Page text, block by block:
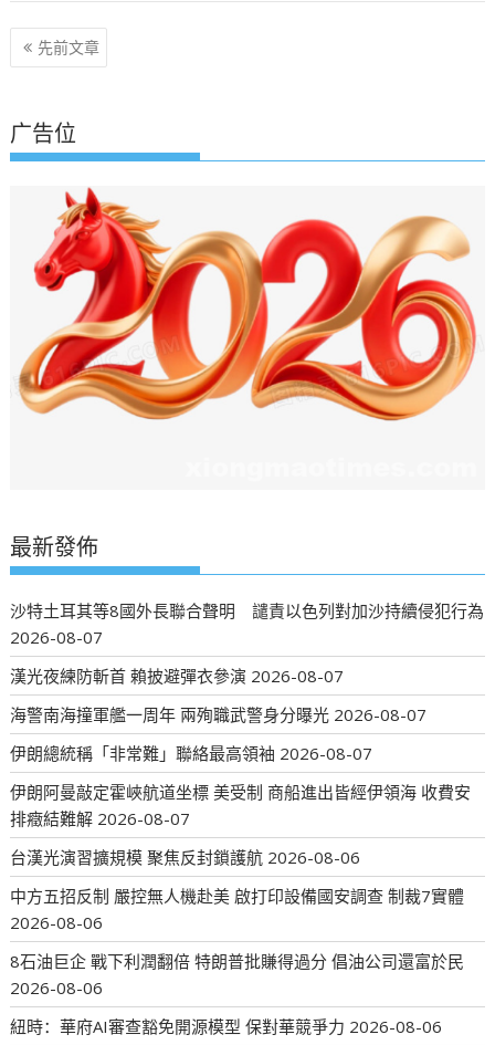
文
章
航
先前文章
广告位
最新發佈
沙特土耳其等8國外長聯合聲明 譴責以色列對加沙持續侵犯行為
2026-08-07
漢光夜練防斬首 賴披避彈衣參演 2026-08-07
海警南海撞軍艦一周年 兩殉職武警身分曝光 2026-08-07
伊朗總統稱「非常難」聯絡最高領袖 2026-08-07
伊朗阿曼敲定霍峽航道坐標 美受制 商船進出皆經伊領海 收費安
排癥結難解 2026-08-07
台漢光演習擴規模 聚焦反封鎖護航 2026-08-06
中方五招反制 嚴控無人機赴美 啟打印設備國安調查 制裁7實體
2026-08-06
8石油巨企 戰下利潤翻倍 特朗普批賺得過分 倡油公司還富於民
2026-08-06
紐時：華府AI審查豁免開源模型 保對華競爭力 2026-08-06